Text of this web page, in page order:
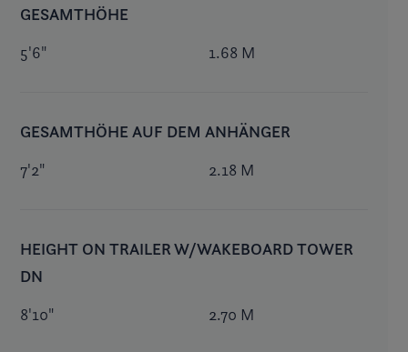
GESAMTHÖHE
5'6" 1.68 M
GESAMTHÖHE AUF DEM ANHÄNGER
7'2" 2.18 M
HEIGHT ON TRAILER W/WAKEBOARD TOWER
DN
8'10" 2.70 M